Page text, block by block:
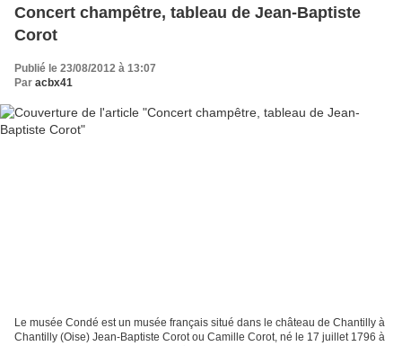
Concert champêtre, tableau de Jean-Baptiste
Corot
Publié le 23/08/2012 à 13:07
Par acbx41
Le musée Condé est un musée français situé dans le château de Chantilly à
Chantilly (Oise) Jean-Baptiste Corot ou Camille Corot, né le 17 juillet 1796 à